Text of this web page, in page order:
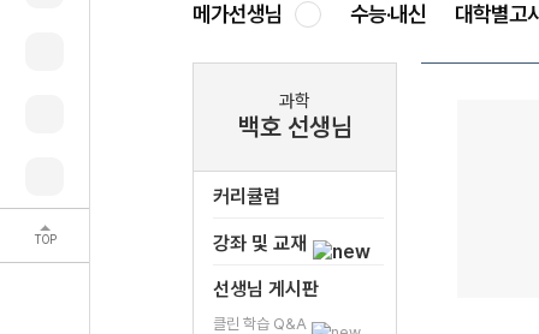
TOP
메가선생님 수능·내신 대학별고
과학
백호 선생님
커리큘럼
강좌 및 교재
선생님 게시판
클린 학습 Q&A